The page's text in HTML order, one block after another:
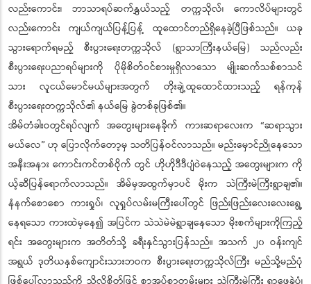
လည်းကောင်း၊ ဘာသာရပ်ဆက်နွှယ်သည့် တက္ကသိုလ်၊ ကောလိပ်များတွင်
လည်းကောင်း ကျယ်ကျယ်ပြန့်ပြန့် ထူထောင်တည်ရှိနေခဲ့ပြီဖြစ်သည်။ ယခု
သွားရောက်ရမည့် စီးပွားရေးတက္ကသိုလ် (ရွာသာကြီးနယ်မြေ) သည်လည်း
စီးပွားရေးပညာရပ်များကို ပိုမိုစိတ်ဝင်စားမှုရှိလာသော မျိုးဆက်သစ်စာသင်
သား လူငယ်မောင်မယ်များအတွက် တိုးချဲ့ထူထောင်ထားသည့် ရန်ကုန်
စီးပွားရေးတက္ကသိုလ်၏ နယ်မြေ ခွဲတစ်ခုဖြစ်၏။
အိမ်တံခါးဝတွင်ရပ်လျက် အတွေးများနေခိုက် ကားဆရာလေးက “ဆရာသွား
မယ်လေ” ဟု ပြောလိုက်တော့မှ သတိပြန်ဝင်လာသည်။ မည်းမှောင်ညိုနေသော
အနီးအနား ကောင်းကင်တစ်ဝိုက် တွင် ဟိုဟိုဒီဒီပျံဝဲနေသည့် အတွေးများက ကို
ယ့်ဆီပြန်ရောက်လာသည်။ အိမ်မှအထွက်မှာပင် မိုးက သဲကြီးမဲကြီးရွာချ၏။
နံနက်စောစော ကားရှုပ်၊ လူရှုပ်လမ်းမကြီးပေါ်တွင် ဖြည်းဖြည်းလေးလေးရွေ့
နေရသော ကားထဲမှနေ၍ အပြင်က သဲသဲမဲမဲရွာချနေသော မိုးစက်များကိုကြည့်
ရင်း အတွေးများက အတိတ်သို့ ခရီးနှင်သွားပြန်သည်။ အသက် ၂၀ ဝန်းကျင်
အရွယ် ဒုတိယနှစ်ကျောင်းသားဘဝက စီးပွားရေးတက္ကသိုလ်ကြီး မည်သို့မည်ပုံ